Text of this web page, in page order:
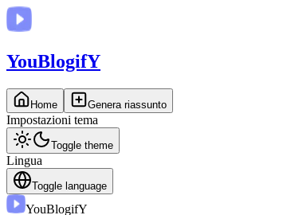
YouBlogifY
Home Genera riassunto
Impostazioni tema
Toggle theme
Lingua
Toggle language
YouBlogifY